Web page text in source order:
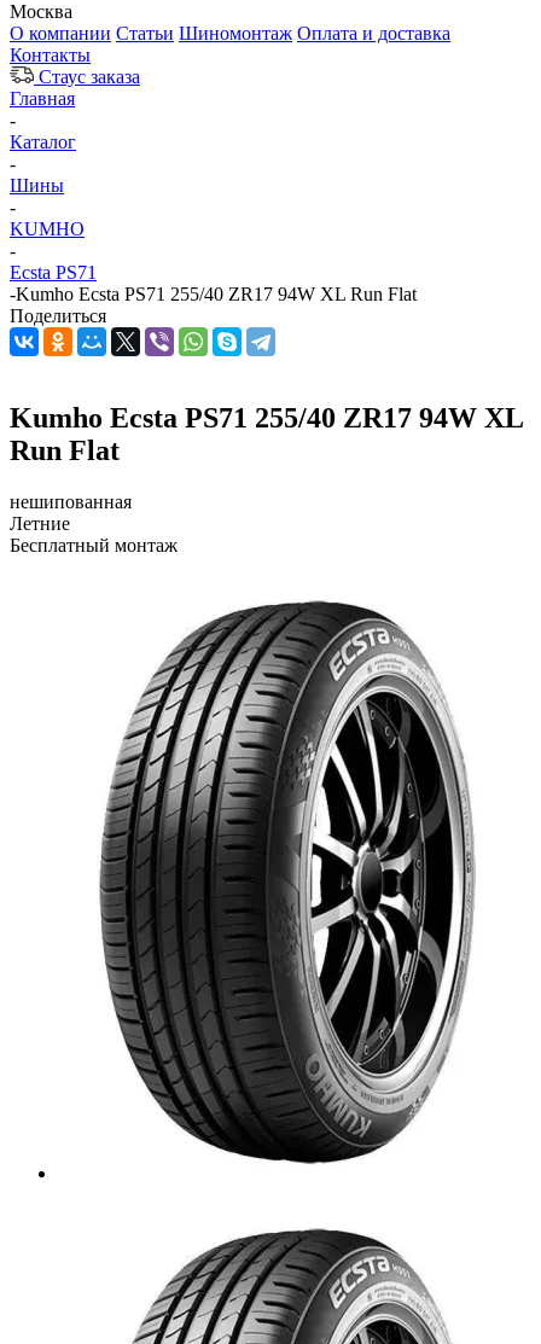
Москва
О компании Статьи Шиномонтаж Оплата и доставка
Контакты
Стаус заказа
Главная
-
Каталог
-
Шины
-
KUMHO
-
Ecsta PS71
-Kumho Ecsta PS71 255/40 ZR17 94W XL Run Flat
Поделиться
Kumho Ecsta PS71 255/40 ZR17 94W XL
Run Flat
нешипованная
Летние
Бесплатный монтаж